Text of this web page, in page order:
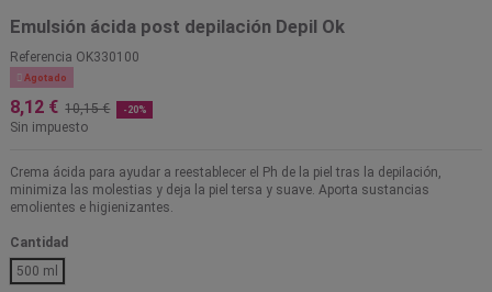
Emulsión ácida post depilación Depil Ok
Referencia OK330100
 Agotado
8,12 € 10,15 € -20%
Sin impuesto
Crema ácida para ayudar a reestablecer el Ph de la piel tras la depilación,
minimiza las molestias y deja la piel tersa y suave. Aporta sustancias
emolientes e higienizantes.
Cantidad
500 ml